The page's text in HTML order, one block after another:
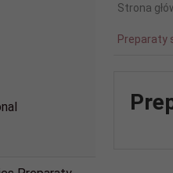
Strona
Preparaty